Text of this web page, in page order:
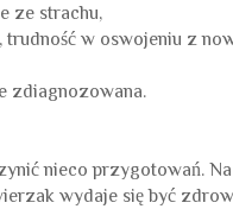
ze strachu,
w oswojeniu z
zdiagnozowana.
nieco przygotowań. Na
wydaje się być